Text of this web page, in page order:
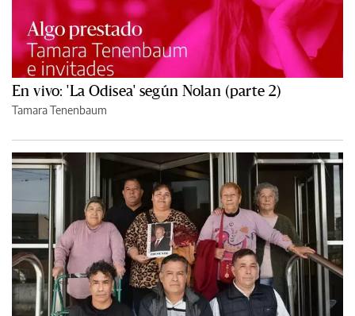
En vivo: 'La Odisea' según Nolan (parte 2)
Tamara Tenenbaum